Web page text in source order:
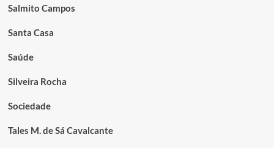
Salmito Campos
Santa Casa
Saúde
Silveira Rocha
Sociedade
Tales M. de Sá Cavalcante